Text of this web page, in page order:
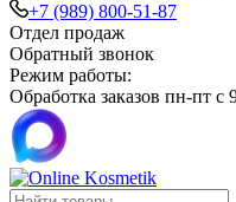
+7 (989) 800-51-87
Отдел продаж
Обратный звонок
Режим работы:
Обработка заказов пн-пт с